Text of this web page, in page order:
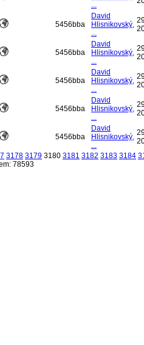
...
5456bba
David
Hlisnikovský,
...
5456bba
David
Hlisnikovský,
...
5456bba
David
Hlisnikovský,
...
5456bba
David
Hlisnikovský,
...
5456bba
David
Hlisnikovský,
...
3178 3179 3180 3181 3182 3183 3184
78593